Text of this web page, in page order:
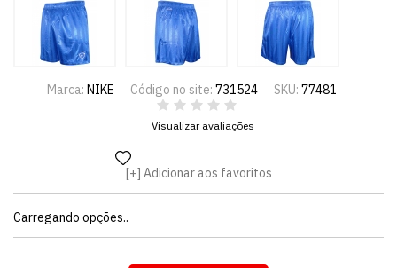
Marca: NIKE Código no site: 731524 SKU: 77481
Visualizar avaliações
Adicionar aos favoritos
Carregando opções..